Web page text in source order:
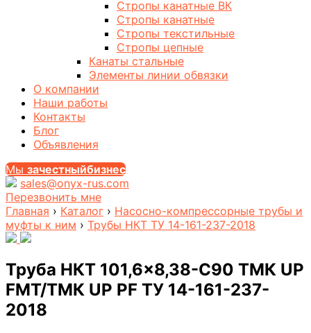
Стропы канатные ВК
Стропы канатные
Стропы текстильные
Стропы цепные
Канаты стальные
Элементы линии обвязки
О компании
Наши работы
Контакты
Блог
Объявления
Мы зачестныйбизнес
sales@onyx-rus.com
Перезвонить мне
Главная › Каталог › Насосно-компрессорные трубы и
муфты к ним › Трубы НКТ ТУ 14-161-237-2018
Труба НКТ 101,6×8,38-C90 ТМК UP
FMT/ТМК UP PF ТУ 14-161-237-
2018